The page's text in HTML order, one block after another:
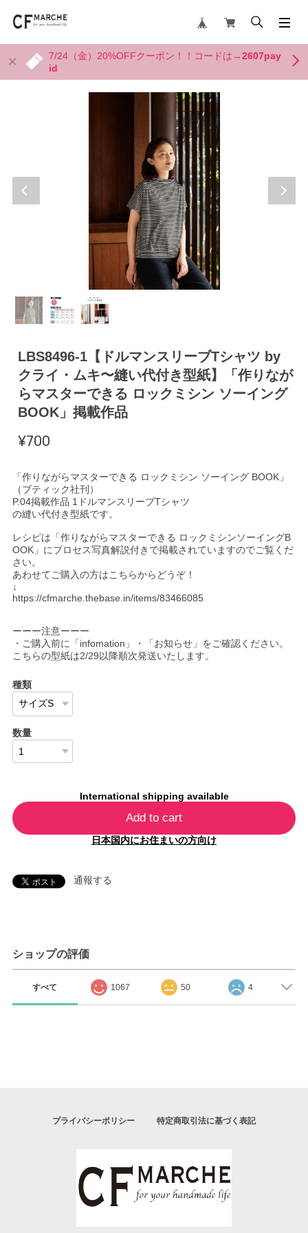
7/24（金）20%OFFクーポン！！コードは→2607pay
id
LBS8496-1【ドルマンスリーブTシャツ by
クライ・ムキ〜縫い代付き型紙】「作りなが
らマスターできる ロックミシン ソーイング
BOOK」掲載作品
¥700
「作りながらマスターできる ロックミシン ソーイング BOOK」
（ブティック社刊）
P.04掲載作品 1ドルマンスリーブTシャツ
の縫い代付き型紙です。
レシピは「作りながらマスターできる ロックミシンソーイングB
OOK」にプロセス写真解説付きで掲載されていますのでご覧くだ
さい。
あわせてご購入の方はこちらからどうぞ！
↓
https://cfmarche.thebase.in/items/83466085
ーーー注意ーーー
・ご購入前に「infomation」・「お知らせ」をご確認ください。
こちらの型紙は2/29以降順次発送いたします。
種類
数量
International shipping available
Add to cart
日本国内にお住まいの方向け
通報する
ショップの評価
すべて 1067 50 4
プライバシーポリシー 特定商取引法に基づく表記